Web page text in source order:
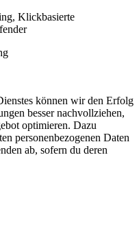
Klickbasierte
können wir den Erfolg
besser nachvollziehen,
optimieren. Dazu
personenbezogenen Daten
ab, sofern du deren